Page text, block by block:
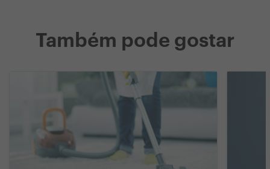
Também pode gostar